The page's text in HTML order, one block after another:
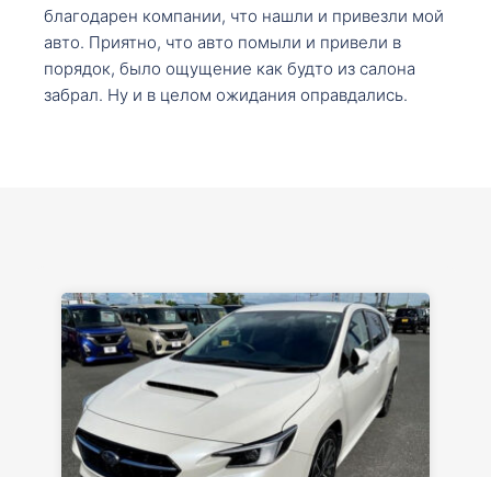
благодарен компании, что нашли и привезли мой
авто. Приятно, что авто помыли и привели в
порядок, было ощущение как будто из салона
забрал. Ну и в целом ожидания оправдались.